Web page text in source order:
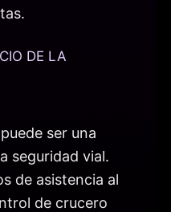
DE LA
ser una
seguridad vial.
de asistencia al
de crucero